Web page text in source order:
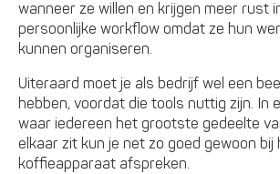
wanneer ze willen en krijgen meer rust
persoonlijke workflow omdat ze hun
kunnen organiseren.
Uiteraard moet je als bedrijf wel een
hebben, voordat die tools nuttig zijn. In
waar iedereen het grootste gedeelte
elkaar zit kun je net zo goed gewoon bij
koffieapparaat afspreken.